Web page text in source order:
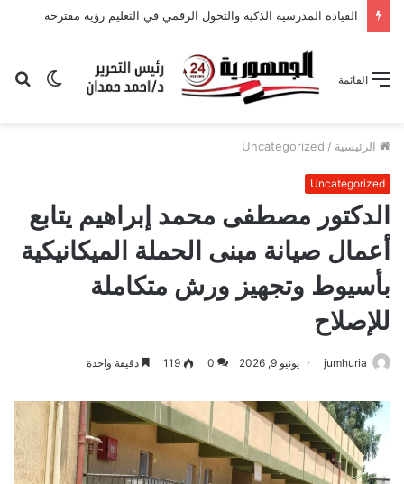
القيادة المدرسية الذكية والتحول الرقمي في التعليم رؤية مقترحة
الوضع
القائمة
الرئيسية /
Uncategorized
Uncategorized
الدكتور مصطفى محمد إبراهيم يتابع
أعمال صيانة مبنى الحملة الميكانيكية
بأسيوط وتجهيز ورش متكاملة
للإصلاح
jumhuria يونيو 9, 2026 0
119 دقيقة واحدة